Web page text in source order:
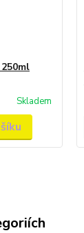
Skladem